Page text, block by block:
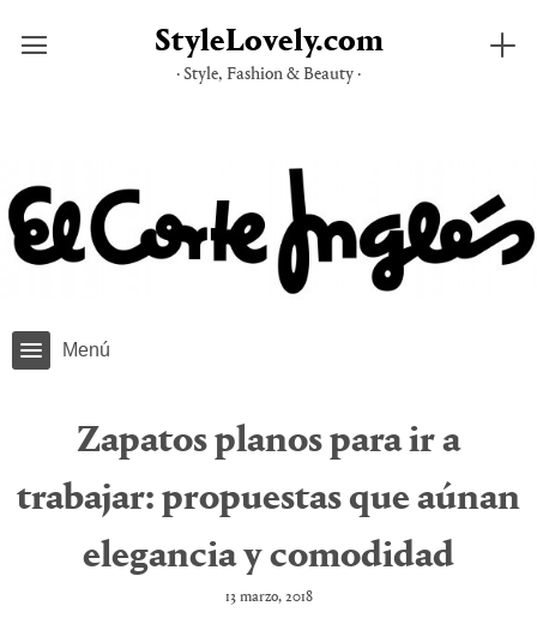
contenido
StyleLovely.com
· Style, Fashion & Beauty ·
Menú
Zapatos planos para ir a
trabajar: propuestas que aúnan
elegancia y comodidad
13 marzo, 2018